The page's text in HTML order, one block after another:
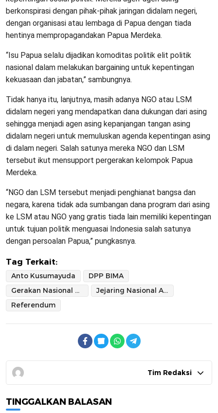
berkonspirasi dengan pihak-pihak jaringan didalam negeri,
dengan organisasi atau lembaga di Papua dengan tiada
hentinya mempropagandakan Papua Merdeka.
“Isu Papua selalu dijadikan komoditas politik elit politik
nasional dalam melakukan bargaining untuk kepentingan
kekuasaan dan jabatan,” sambungnya.
Tidak hanya itu, lanjutnya, masih adanya NGO atau LSM
didalam negeri yang mendapatkan dana dukungan dari asing
sehingga menjadi agen asing kepanjangan tangan asing
didalam negeri untuk memuluskan agenda kepentingan asing
di dalam negeri. Salah satunya mereka NGO dan LSM
tersebut ikut mensupport pergerakan kelompok Papua
Merdeka.
“NGO dan LSM tersebut menjadi penghianat bangsa dan
negara, karena tidak ada sumbangan dana program dari asing
ke LSM atau NGO yang gratis tiada lain memiliki kepentingan
untuk tujuan politik menguasai Indonesia salah satunya
dengan persoalan Papua,” pungkasnya.
Tag Terkait:
Anto Kusumayuda
DPP BIMA
Gerakan Nasional Membela Kewibawaan Presiden dan Kedaulatan NKRI
Jejaring Nasional Aktivis 98
Referendum
Tim Redaksi
TINGGALKAN BALASAN